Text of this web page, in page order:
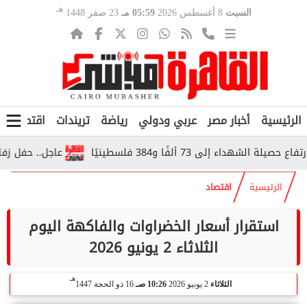
السبت 8 أغسطس 2026 05:59 مـ 23 صفر 1448 هـ
الرئيسية أخبار مصر عربي ودولي رياضة تريندات اقتصاد
عاجل.. حفل زفاف إلى 73 ألفًا و384 فلسطينيًا
الرئيسية اقتصاد
استقرار أسعار الخضراوات والفاكهة اليوم
الثلاثاء 2 يونيو 2026
الثلاثاء 10:26 صـ 16 ذو الحجة 1447
هـ